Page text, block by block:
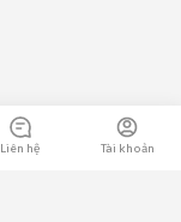
Liên hệ Tài khoản